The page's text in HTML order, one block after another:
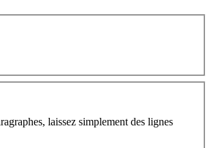
laissez simplement des lignes